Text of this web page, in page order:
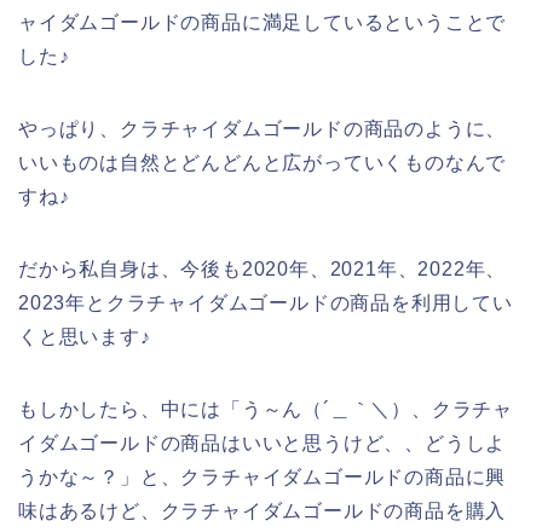
ャイダムゴールドの商品に満足しているということで
した♪
やっぱり、クラチャイダムゴールドの商品のように、
いいものは自然とどんどんと広がっていくものなんで
すね♪
だから私自身は、今後も2020年、2021年、2022年、
2023年とクラチャイダムゴールドの商品を利用してい
くと思います♪
もしかしたら、中には「う～ん（´＿｀＼）、クラチャ
イダムゴールドの商品はいいと思うけど、、どうしよ
うかな～？」と、クラチャイダムゴールドの商品に興
味はあるけど、クラチャイダムゴールドの商品を購入